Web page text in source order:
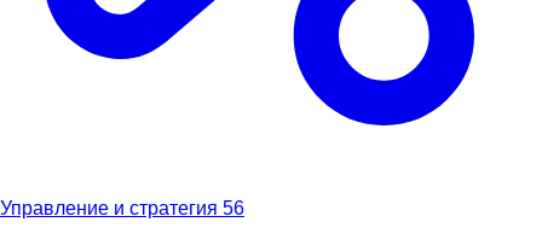
Управление и стратегия 56